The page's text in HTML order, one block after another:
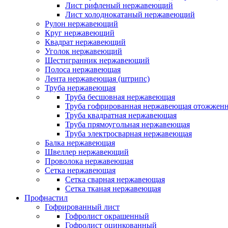
Лист рифленый нержавеющий
Лист холоднокатаный нержавеющий
Рулон нержавеющий
Круг нержавеющий
Квадрат нержавеющий
Уголок нержавеющий
Шестигранник нержавеющий
Полоса нержавеющая
Лента нержавеющая (штрипс)
Труба нержавеющая
Труба бесшовная нержавеющая
Труба гофрированная нержавеющая
Труба квадратная нержавеющая
Труба прямоугольная нержавеющая
Труба электросварная нержавеющая
Балка нержавеющая
Швеллер нержавеющий
Проволока нержавеющая
Сетка нержавеющая
Сетка сварная нержавеющая
Сетка тканая нержавеющая
Профнастил
Гофрированный лист
Гофролист окрашенный
Гофролист оцинкованный